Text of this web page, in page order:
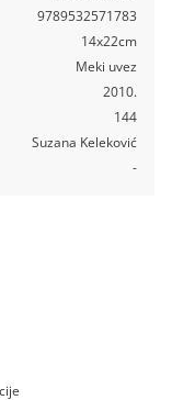
9789532571783
14x22cm
Meki uvez
2010.
144
Suzana Keleković
-